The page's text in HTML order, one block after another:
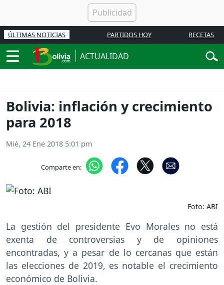
ÚLTIMAS NOTICIAS PARTIDOS HOY RECETAS
ACTUALIDAD
Bolivia: inflación y crecimiento
para 2018
Mié, 24 Ene 2018 5:01 pm
Comparte en:
Foto: ABI
La gestión del presidente Evo Morales no está
exenta de controversias y de opiniones
encontradas, y a pesar de lo cercanas que están
las elecciones de 2019, es notable el crecimiento
económico de Bolivia.